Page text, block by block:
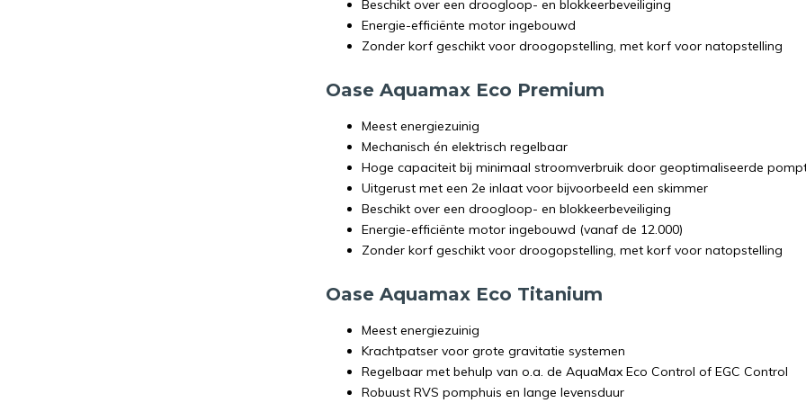
Beschikt over een droogloop- en blokkeerbeveiliging
Energie-efficiënte motor ingebouwd
Zonder korf geschikt voor droogopstelling, met korf voor natopstelling
Oase Aquamax Eco Premium
Meest energiezuinig
Mechanisch én elektrisch regelbaar
Hoge capaciteit bij minimaal stroomverbruik door geoptimaliseerde
Uitgerust met een 2e inlaat voor bijvoorbeeld een skimmer
Beschikt over een droogloop- en blokkeerbeveiliging
Energie-efficiënte motor ingebouwd (vanaf de 12.000)
Zonder korf geschikt voor droogopstelling, met korf voor natopstelling
Oase Aquamax Eco Titanium
Meest energiezuinig
Krachtpatser voor grote gravitatie systemen
Regelbaar met behulp van o.a. de AquaMax Eco Control of EGC Control
Robuust RVS pomphuis en lange levensduur